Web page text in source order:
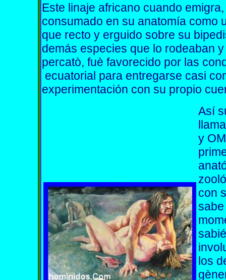
Este linaje africano cuando
consumado en su anatomía como
que recto y erguido sobre su
demás especies que lo rodeaban
percatò, fuè favorecido por las
ecuatorial para entregarse casi
experimentación con su propio
Así
y
con
los